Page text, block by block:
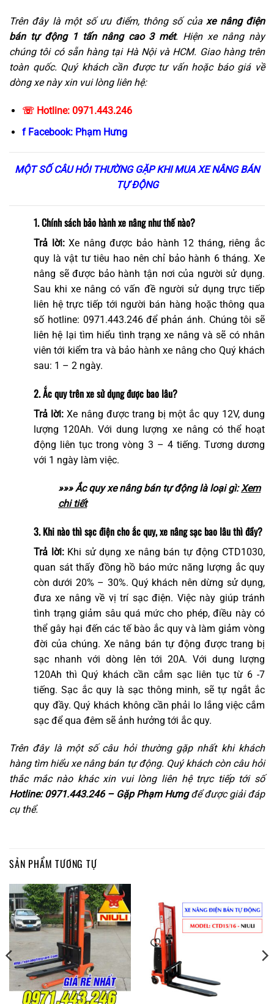
Trên đây là một số ưu điểm, thông số củaxe nâng điện
bán tự động 1 tấn nâng cao 3 mét. Hiện xe nâng này
chúng tôi có sẵn hàng tại Hà Nội và HCM. Giao hàng trên
toàn quốc. Quý khách cần được tư vấn hoặc báo giá về
dòng xe này xin vui lòng liên hệ:
☏ Hotline: 0971.443.246
f Facebook: Phạm Hưng
MỘT SỐ CÂU HỎI THƯỜNG GẶP KHI MUA XE NÂNG BÁN
TỰ ĐỘNG
1. Chính sách bảo hành xe nâng như thế nào?
Trả lời:Xe nâng được bảo hành 12 tháng, riêng ắc
quy là vật tư tiêu hao nên chỉ bảo hành 6 tháng. Xe
nâng sẽ được bảo hành tận nơi của người sử dụng.
Sau khi xe nâng có vấn đề người sử dụng trực tiếp
liên hệ trực tiếp tới người bán hàng hoặc thông qua
số hotline: 0971.443.246 để phản ánh. Chúng tôi sẽ
liên hệ lại tìm hiểu tình trạng xe nâng và sẽ có nhân
viên tới kiểm tra và bảo hành xe nâng cho Quý khách
sau: 1 – 2 ngày.
2. Ắc quy trên xe sử dụng được bao lâu?
Trả lời: Xe nâng được trang bị một ắc quy 12V, dung
lượng 120Ah. Với dung lượng xe nâng có thể hoạt
động liên tục trong vòng 3 – 4 tiếng. Tương dương
với 1 ngày làm việc.
»»» Ắc quy xe nâng bán tự động là loại gì:Xem
chi tiết
3. Khi nào thì sạc điện cho ắc quy, xe nâng sạc bao lâu thì đầy?
Trả lời:Khi sử dụng xe nâng bán tự động CTD1030,
quan sát thấy đồng hồ báo mức năng lượng ắc quy
còn dưới 20% – 30%. Quý khách nên dừng sử dụng,
đưa xe nâng về vị trí sạc điện. Việc này giúp tránh
tình trạng giảm sâu quá mức cho phép, điều này có
thể gây hại đến các tế bào ắc quy và làm giảm vòng
đời của chúng. Xe nâng bán tự động được trang bị
sạc nhanh với dòng lên tới 20A. Với dung lượng
120Ah thì Quý khách cần cắm sạc liên tục từ 6 -7
tiếng. Sạc ắc quy là sạc thông minh, sẽ tự ngắt ắc
quy đầy. Quý khách không cần phải lo lắng việc cắm
sạc để qua đêm sẽ ảnh hưởng tới ắc quy.
Trên đây là một số câu hỏi thường gặp nhất khi khách
hàng tìm hiểu xe nâng bán tự động. Quý khách còn câu hỏi
thắc mắc nào khác xin vui lòng liên hệ trực tiếp tới số
Hotline: 0971.443.246 – Gặp Phạm Hưngđể được giải đáp
cụ thể.
SẢN PHẨM TƯƠNG TỰ